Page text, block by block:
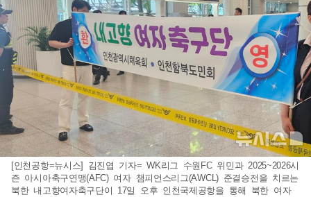
[인천공항=뉴시스] 김진엽 기자= WK리그 수원FC 위민과 2025~2026시
즌 아시아축구연맹(AFC) 여자 챔피언스리그(AWCL) 준결승전을 치르는
북한 내고향여자축구단이 17일 오후 인천국제공항을 통해 북한 여자